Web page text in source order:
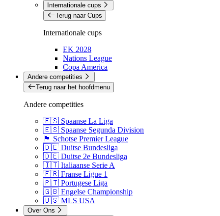
Internationale cups
Terug naar Cups
Internationale cups
EK 2028
Nations League
Copa America
Andere competities
Terug naar het hoofdmenu
Andere competities
🇪🇸 Spaanse La Liga
🇪🇸 Spaanse Segunda Division
🏴󠁧󠁢󠁳󠁣󠁴󠁿 Schotse Premier League
🇩🇪 Duitse Bundesliga
🇩🇪 Duitse 2e Bundesliga
🇮🇹 Italiaanse Serie A
🇫🇷 Franse Ligue 1
🇵🇹 Portugese Liga
🇬🇧 Engelse Championship
🇺🇸 MLS USA
Over Ons